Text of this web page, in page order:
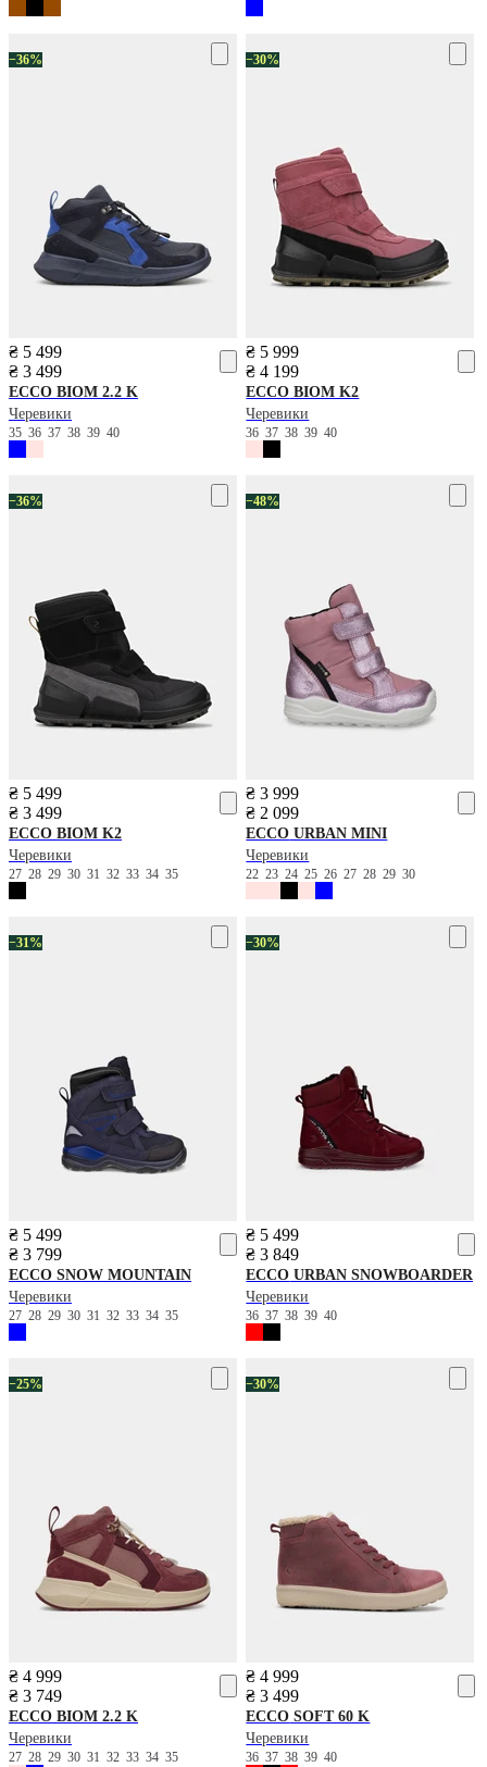
−36%
₴ 5 499
₴ 3 499
ECCO BIOM 2.2 K
Черевики
35 36 37 38 39 40
−30%
₴ 5 999
₴ 4 199
ECCO BIOM K2
Черевики
3637383940
−36%
₴ 5 499
₴ 3 499
ECCO BIOM K2
Черевики
27 28 29 30 31 32 33 34 35
−48%
₴ 3 999
₴ 2 099
ECCO URBAN MINI
Черевики
222324252627282930
−31%
₴ 5 499
₴ 3 799
ECCO SNOW MOUNTAIN
Черевики
27 28 29 30 31 32 33 34 35
−30%
₴ 5 499
₴ 3 849
ECCO URBAN SNOWBOARDER
Черевики
3637383940
−25%
₴ 4 999
₴ 3 749
ECCO BIOM 2.2 K
Черевики
27 28 29 30 31 32 33 34 35
−30%
₴ 4 999
₴ 3 499
ECCO SOFT 60 K
Черевики
3637383940